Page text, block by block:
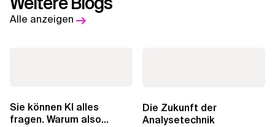
Alle anzeigen
Sie können KI alles
fragen. Warum also
Die Zukunft der
Analysetechnik